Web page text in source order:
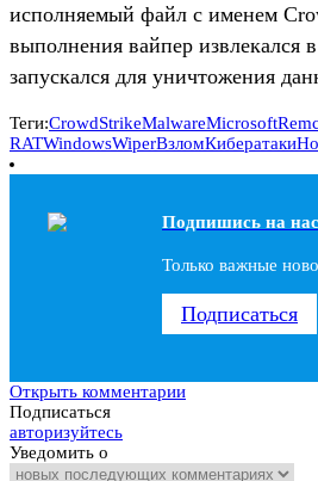
исполняемый файл с именем
выполнения вайпер извлекался
запускался для уничтожения
Теги:CrowdStrikeMalwareMicrosoft
RATWindowsWiperВзломКибератаки
Подпишись на
Только важные
Подписаться
Открыть комментарии
Подписаться
авторизуйтесь
Уведомить о